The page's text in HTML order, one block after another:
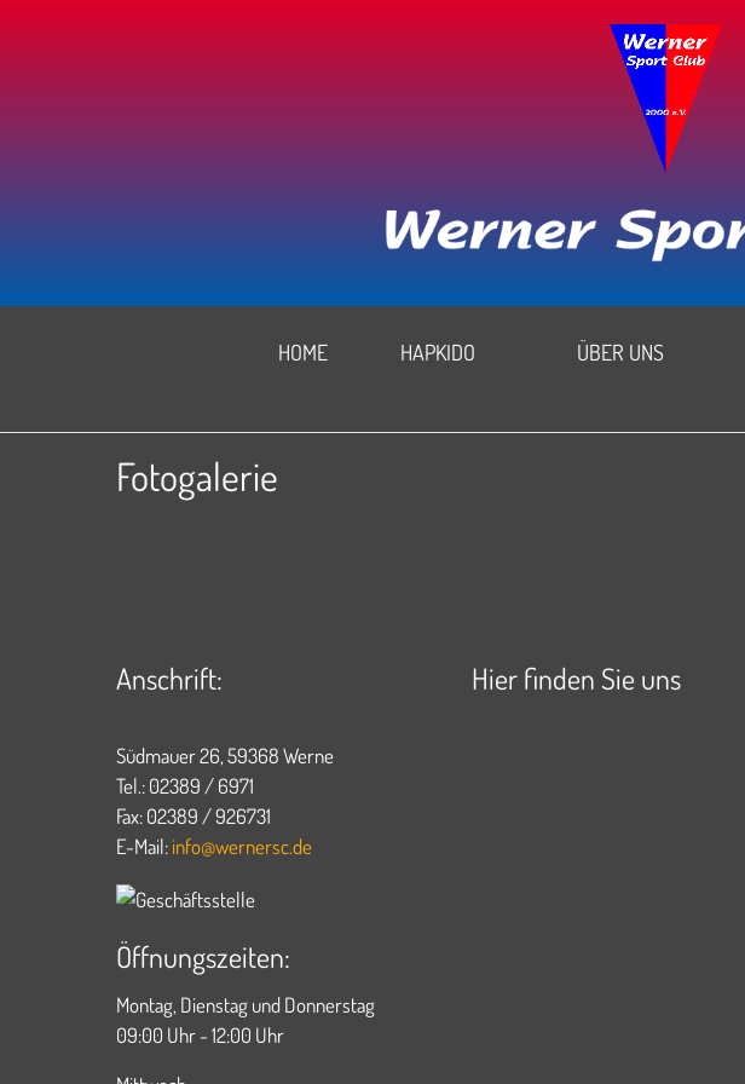
HOME HAPKIDO ÜBER UNS
Fotogalerie
Anschrift:
Südmauer 26, 59368 Werne
Tel.: 02389 / 6971
Fax: 02389 / 926731
E-Mail:info@wernersc.de
Öffnungszeiten:
Montag, Dienstag und Donnerstag
09:00 Uhr - 12:00 Uhr
Hier finden Sie uns